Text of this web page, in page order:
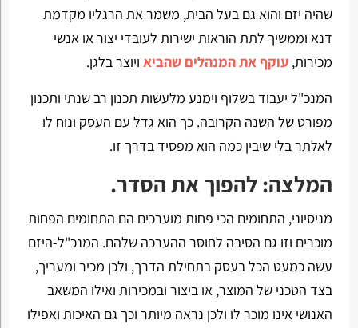
שהיה יזם והוא גם בעל הבית, משמר את הרגליו מקדמת
דנא וממשיך לתת הוראות ישירות לעובדי יצור או אנשי
מכירות, עוקף את המנהלים שהביאויוצר בלגן.
המנכ"ל יעבוד בשלוף וימנע מלעשות תכנון רב שנתי ותכנון
מפורט של השנה הקרובה. כך הוא גדל עם העסק ונוח לו
לאלתר בלי שיבין כמה הוא מפסיד בדרך זו.
המלצה: להפוך את הסדר.
מניסיוני, התחומים הכי פחות מוערכים הם התחומים הפחות
מוכרים וזו גם הסיבה לחוסר ההערכה שלהם. המנכ"ל-היזם
עשה כמעט הכל בעסק בתחילת הדרך, ולכן מכיר ומעריך,
בצד הטכני של המוצר, או ביצור ובמכירות ואילו המשאב
האנושי אינו מוכר לו ולכן נראה מיותר וכך גם האיכות ואפילו